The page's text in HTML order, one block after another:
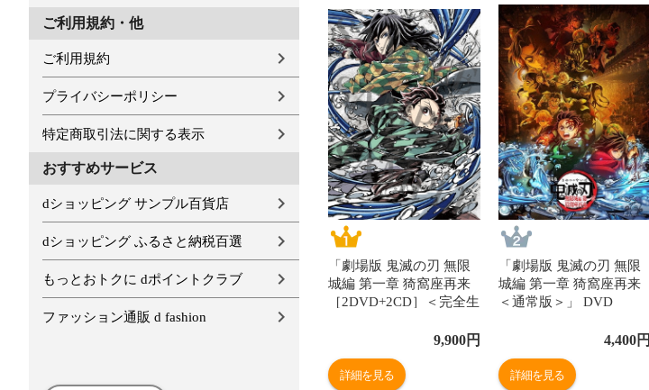
ご利用規約・他
ご利用規約
プライバシーポリシー
特定商取引法に関する表示
おすすめサービス
dショッピング サンプル百貨店
dショッピング ふるさと納税百選
もっとおトクに dポイントクラブ
ファッション通販 d fashion
「劇場版 鬼滅の刃 無限
城編 第一章 猗窩座再来
［2DVD+2CD］＜完全生
9,900円
詳細を見る
「劇場版 鬼滅の刃 無限
城編 第一章 猗窩座再来
＜通常版＞」 DVD
4,400円
詳細を見る